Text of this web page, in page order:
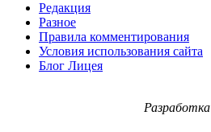
Редакция
Разное
Правила комментирования
Условия использования сайта
Блог Лицея
Разработка